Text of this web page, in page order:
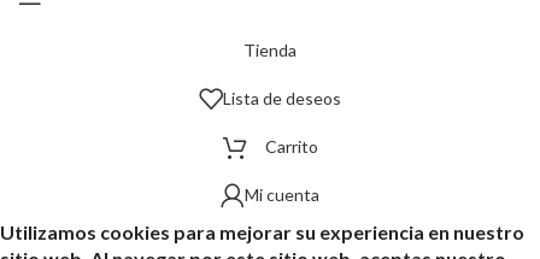
Tienda
Lista de deseos
Carrito
Mi cuenta
Utilizamos cookies para mejorar su experiencia en nuestro